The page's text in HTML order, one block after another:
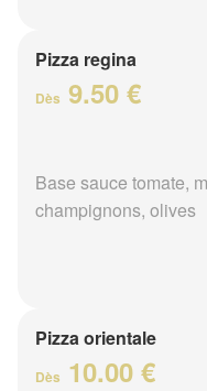
Pizza regina
Dès 9.50 €
Base sauce tomate,
champignons, olives
Pizza orientale
Dès 10.00 €